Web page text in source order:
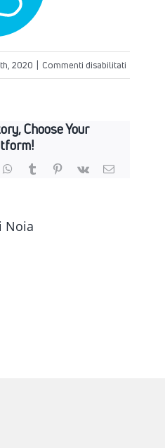
2020 | Commenti disabilitati
Choose Your
WhatsApp
TumblrPinterest
Vk Email
Noia